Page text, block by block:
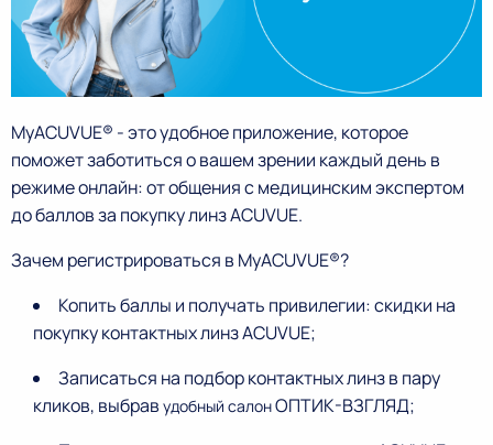
MyACUVUE® - это удобное приложение, которое
поможет заботиться о вашем зрении каждый день в
режиме онлайн: от общения с медицинским экспертом
до баллов за покупку линз ACUVUE.
Зачем регистрироваться в MyACUVUE®?
Копить баллы и получать привилегии: скидки на
покупку контактных линз ACUVUE;
Записаться на подбор контактных линз в пару
кликов, выбрав удобный салонОПТИК-ВЗГЛЯД;